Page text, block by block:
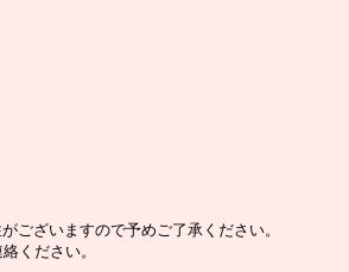
ございますので予めご了承ください。
ください。